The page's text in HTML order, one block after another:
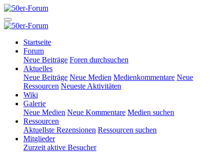
Startseite
Forum
Neue Beiträge Foren durchsuchen
Aktuelles
Neue Beiträge Neue Medien Medienkommentare Neue
Ressourcen Neueste Aktivitäten
Wiki
Galerie
Neue Medien Neue Kommentare Medien suchen
Ressourcen
Aktuellste Rezensionen Ressourcen suchen
Mitglieder
Zurzeit aktive Besucher